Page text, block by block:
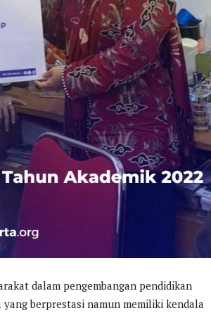
dalam pengembangan pendidikan
berprestasi namun memiliki kendala